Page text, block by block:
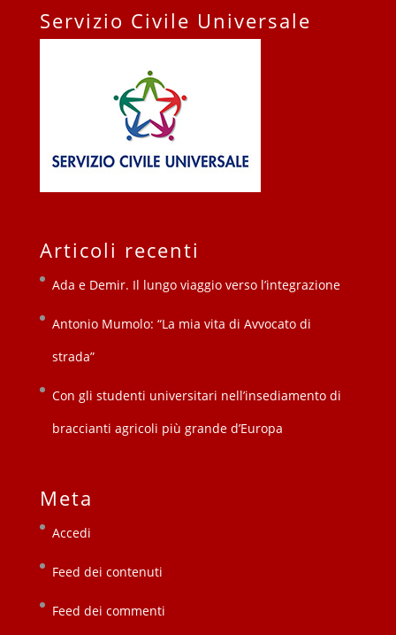
Servizio Civile Universale
Articoli recenti
Ada e Demir. Il lungo viaggio verso l’integrazione
Antonio Mumolo: “La mia vita di Avvocato di
strada”
Con gli studenti universitari nell’insediamento di
braccianti agricoli più grande d’Europa
Meta
Accedi
Feed dei contenuti
Feed dei commenti